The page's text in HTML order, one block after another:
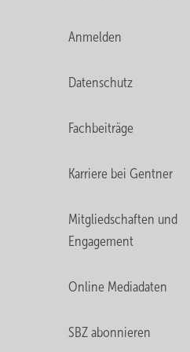
Anmelden
Datenschutz
Fachbeiträge
Karriere bei Gentner
Mitgliedschaften und
Engagement
Online Mediadaten
SBZ abonnieren